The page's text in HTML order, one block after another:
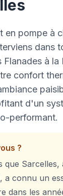
en pompe à
dans
Flanades à la
confort
d'un
performant.
?
que Sarcelles,
a connu un
dans les